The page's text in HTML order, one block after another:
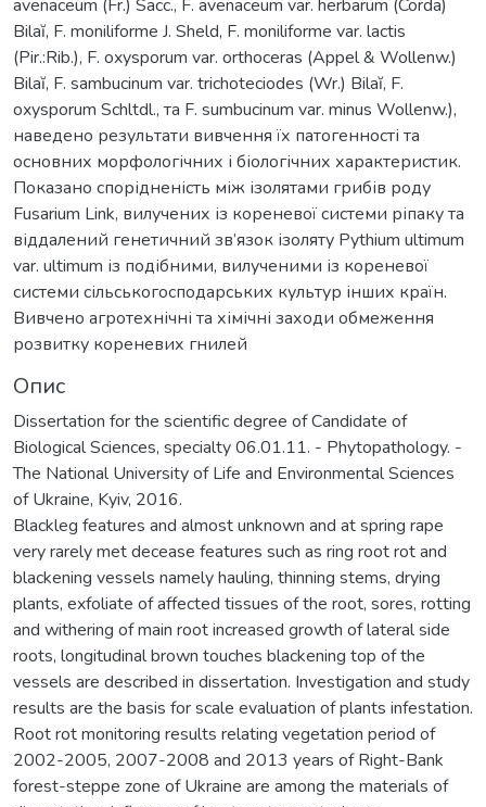
avenaceum (Fr.) Sacc., F. avenaceum var. herbarum (Corda)
Bilaĭ, F. moniliforme J. Sheld, F. moniliforme var. lactis
(Pir.:Rib.), F. oxysporum var. orthoceras (Appel & Wollenw.)
Bilaĭ, F. sambucinum var. trichoteciodes (Wr.) Bilaĭ, F.
oxysporum Schltdl., та F. sumbucinum var. minus Wollenw.),
наведено результати вивчення їх патогенності та
основних морфологічних і біологічних характеристик.
Показано спорідненість між ізолятами грибів роду
Fusarium Link, вилучених із кореневої системи ріпаку та
віддалений генетичний зв’язок ізоляту Pythium ultimum
var. ultimum із подібними, вилученими із кореневої
системи сільськогосподарських культур інших країн.
Вивчено агротехнічні та хімічні заходи обмеження
розвитку кореневих гнилей
Опис
Dissertation for the scientific degree of Candidate of
Biological Sciences, specialty 06.01.11. - Phytopathology. -
The National University of Life and Environmental Sciences
of Ukraine, Kyiv, 2016.
Blackleg features and almost unknown and at spring rape
very rarely met decease features such as ring root rot and
blackening vessels namely hauling, thinning stems, drying
plants, exfoliate of affected tissues of the root, sores, rotting
and withering of main root increased growth of lateral side
roots, longitudinal brown touches blackening top of the
vessels are described in dissertation. Investigation and study
results are the basis for scale evaluation of plants infestation.
Root rot monitoring results relating vegetation period of
2002-2005, 2007-2008 and 2013 years of Right-Bank
forest-steppe zone of Ukraine are among the materials of